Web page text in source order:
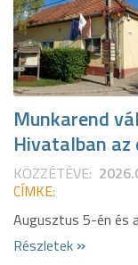
Munkarend
Hivatalban
KÖZZÉTÉVE:
CÍMKE:
Augusztus 5-én és
Részletek »